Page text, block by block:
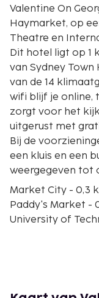
Valentine On
Haymarket, op
Theatre en
Dit hotel ligt op 1
van Sydney Town
van de 14
wifi blijf je online,
zorgt voor het
uitgerust met
Bij de
een kluis en een
weergegeven tot
Market City - 0,3
Paddy's Market -
University of
Central Park - 0,7